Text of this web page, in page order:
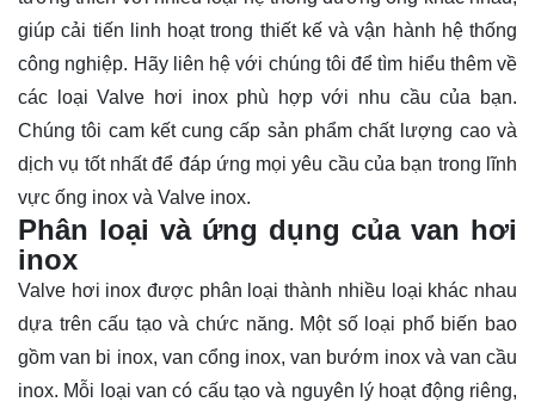
giúp cải tiến linh hoạt trong thiết kế và vận hành hệ thống
công nghiệp. Hãy liên hệ với chúng tôi để tìm hiểu thêm về
các loại Valve hơi inox phù hợp với nhu cầu của bạn.
Chúng tôi cam kết cung cấp sản phẩm chất lượng cao và
dịch vụ tốt nhất để đáp ứng mọi yêu cầu của bạn trong lĩnh
vực ống inox và Valve inox.
Phân loại và ứng dụng của van hơi
inox
Valve hơi inox được phân loại thành nhiều loại khác nhau
dựa trên cấu tạo và chức năng. Một số loại phổ biến bao
gồm van bi inox, van cổng inox, van bướm inox và van cầu
inox. Mỗi loại van có cấu tạo và nguyên lý hoạt động riêng,